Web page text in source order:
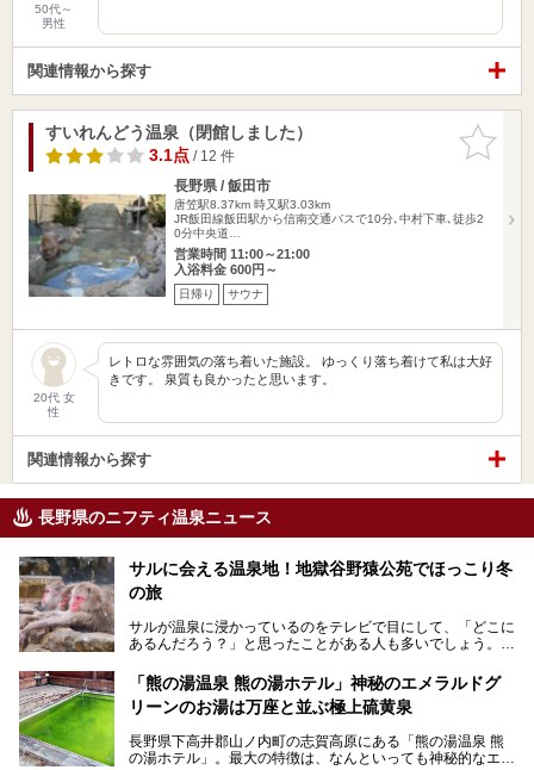
50代～
男性
関連情報から探す
お気に入
りに追加
すいれんどう温泉（閉館しました）
3.1点/ 12 件
長野県 / 飯田市
唐笠駅8.37km 時又駅3.03km
JR飯田線飯田駅から信南交通バスで10分､中村下車､徒歩2
0分中央道…
営業時間 11:00～21:00
入浴料金 600円～
日帰り サウナ
20代 女
性
レトロな雰囲気の落ち着いた施設。 ゆっくり落ち着けて私は大好
きです。 泉質も良かったと思います。
関連情報から探す
長野県のニフティ温泉ニュース
サルに会える温泉地！地獄谷野猿公苑でほっこり冬
の旅
サルが温泉に浸かっているのをテレビで目にして、「どこに
あるんだろう？」と思ったことがある人も多いでしょう。
この微笑ましい光景は、長野県にある「地獄谷野猿公苑」で
見られるもので、野生のサルが雪景色の中で温泉に浸かる姿
を間近で観察できます。
本記事では、地獄谷野猿公苑の魅力や見どころ、サルと温泉
との関係性、地獄谷周辺の観光スポットについて紹介しま
「熊の湯温泉 熊の湯ホテル」神秘のエメラルドグ
リーンのお湯は万座と並ぶ極上硫黄泉
長野県下高井郡山ノ内町の志賀高原にある「熊の湯温泉 熊
の湯ホテル」。最大の特徴は、なんといっても神秘的なエメ